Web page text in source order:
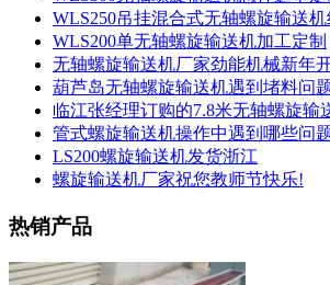
WLS250吊挂混合式无轴螺旋输送
WLS200单无轴螺旋输送机加工定制
无轴螺旋输送机厂家劲能机械新年
葫芦岛无轴螺旋输送机遇到堵料问
临江张经理订购的7.8米无轴螺旋输
管式螺旋输送机操作中遇到哪些问
LS200螺旋输送机发货浙江
螺旋输送机厂家祝您教师节快乐!
热销产品